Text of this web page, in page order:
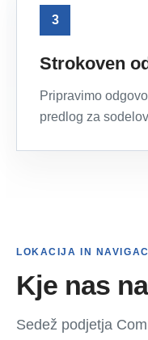
3
Strokoven
Pripravimo
predlog za
LOKACIJA IN
Kje nas
Sedež podjetja